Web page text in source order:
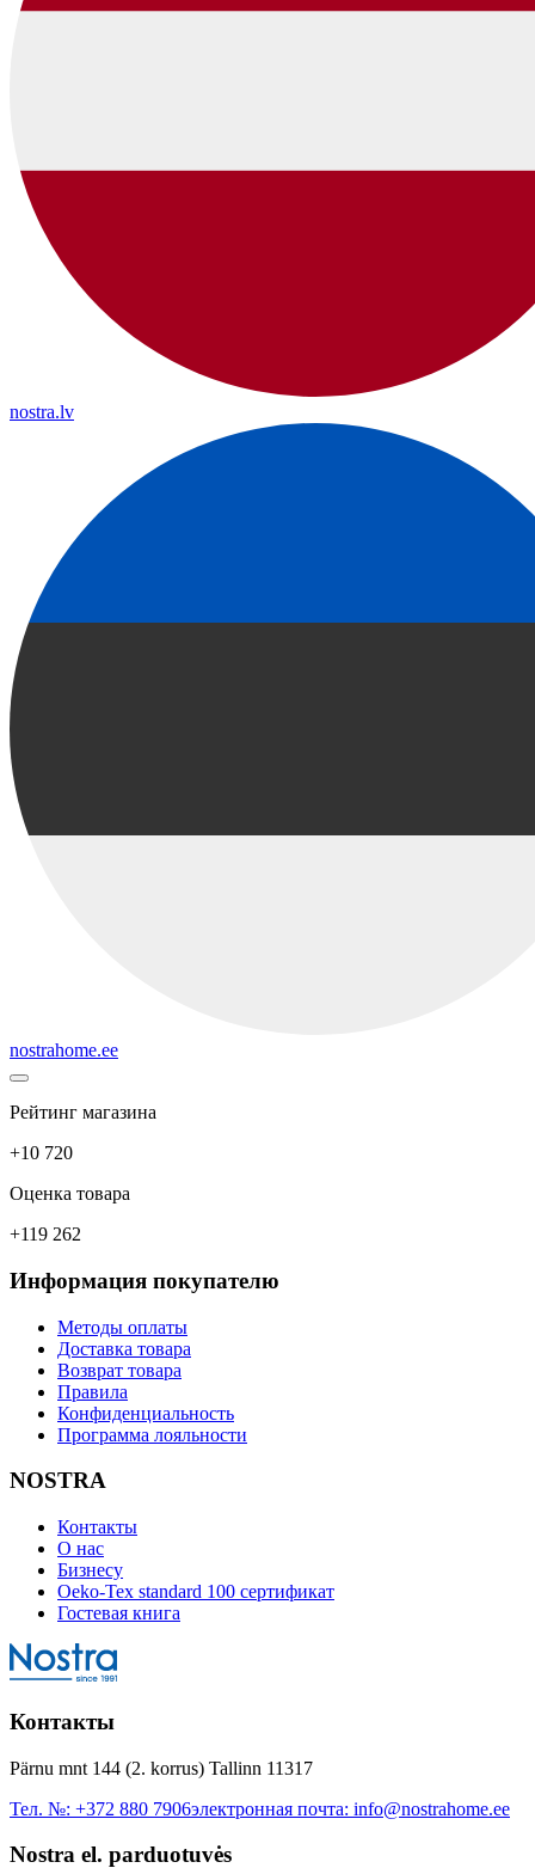
nostra.lv
nostrahome.ee
Рейтинг магазина
+10 720
Оценка товара
+119 262
Информация покупателю
Методы оплаты
Доставка товара
Возврат товара
Правила
Конфиденциальность
Программа лояльности
NOSTRA
Контакты
О нас
Бизнесу
Oeko-Tex standard 100 сертификат
Гостевая книга
Контакты
Pärnu mnt 144 (2. korrus) Tallinn 11317
Тел. №: +372 880 7906электронная почта: info@nostrahome.ee
Nostra el. parduotuvės